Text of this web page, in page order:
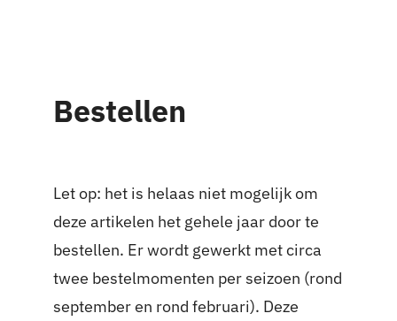
Bestellen
Let op: het is helaas niet mogelijk om
deze artikelen het gehele jaar door te
bestellen. Er wordt gewerkt met circa
twee bestelmomenten per seizoen (rond
september en rond februari). Deze